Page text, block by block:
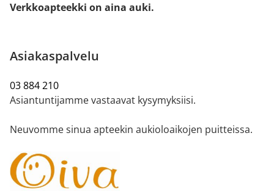
Verkkoapteekki on aina auki.
Asiakaspalvelu
03 884 210
Asiantuntijamme vastaavat kysymyksiisi.
Neuvomme sinua apteekin aukioloaikojen puitteissa.